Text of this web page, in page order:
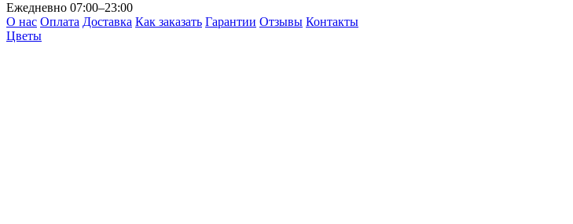
Ежедневно 07:00–23:00
О нас Оплата Доставка Как заказать Гарантии Отзывы Контакты
Цветы